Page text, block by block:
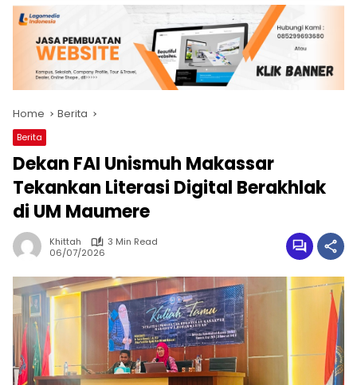
Home Berita
Berita
Dekan FAI Unismuh Makassar
Tekankan Literasi Digital Berakhlak
di UM Maumere
Khittah
3 Min Read
06/07/2026